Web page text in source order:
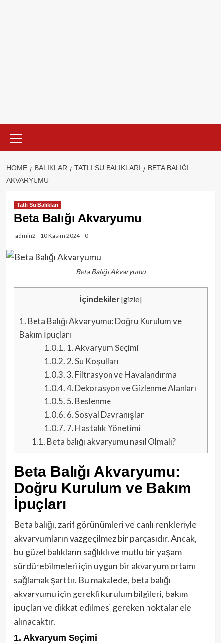
Menu
HOME BALIKLAR TATLI SU BALIKLARI
BETA BALIĞI
AKVARYUMU
Tatlı Su Balıkları
Beta Balığı Akvaryumu
admin2 10 Kasım 2024 0
Beta Balığı Akvaryumu
İçindekiler[gizle]
1. Beta Balığı Akvaryumu: Doğru Kurulum ve
Bakım İpuçları
1.0.1. 1. Akvaryum Seçimi
1.0.2. 2. Su Koşulları
1.0.3.3. Filtrasyon ve Havalandırma
1.0.4.4. Dekorasyon ve Gizlenme Alanları
1.0.5. 5. Beslenme
1.0.6. 6. Sosyal Davranışlar
1.0.7. 7. Hastalık Yönetimi
1.1. Beta balığı akvaryumu nasıl Olmalı?
Beta Balığı Akvaryumu:
Doğru Kurulum ve Bakım
İpuçları
Beta balığı, zarif görünümleri ve canlı renkleriyle
akvaryumların vazgeçilmez bir parçasıdır. Ancak,
bu güzel balıkların sağlıklı ve mutlu bir yaşam
sürdürebilmeleri için uygun bir akvaryum ortamı
sağlamak şarttır. Bu makalede, beta balığı
akvaryumu için gerekli kurulum bilgileri, bakım
ipuçları ve dikkat edilmesi gereken noktalar ele
alınacaktır.
1. Akvaryum Seçimi